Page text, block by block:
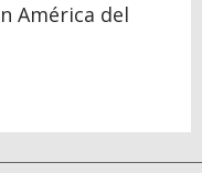
América del